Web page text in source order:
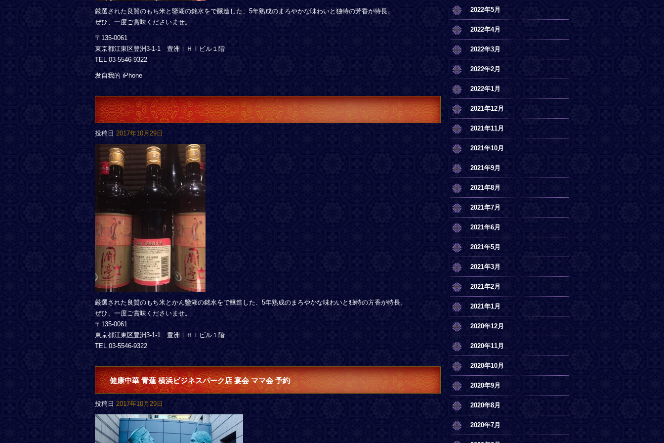
厳選された良質のもち米と鑒湖の銘水をで醸造した、5年熟成のまろやかな味わいと独特の芳香が特長。
ぜひ、一度ご賞味くださいませ。
〒135-0061
東京都江東区豊洲3-1-1 豊洲ＩＨＩビル１階
TEL 03-5546-9322
发自我的 iPhone
投稿日 2017年10月29日
厳選された良質のもち米とかん鑒湖の銘水をで醸造した、5年熟成のまろやかな味わいと独特の方香が特長。
ぜひ、一度ご賞味くださいませ。
〒135-0061
東京都江東区豊洲3-1-1 豊洲ＩＨＩビル１階
TEL 03-5546-9322
健康中華 青蓮 横浜ビジネスパーク店 宴会 ママ会 予約
投稿日 2017年10月29日
2022年5月
2022年4月
2022年3月
2022年2月
2022年1月
2021年12月
2021年11月
2021年10月
2021年9月
2021年8月
2021年7月
2021年6月
2021年5月
2021年3月
2021年2月
2021年1月
2020年12月
2020年11月
2020年10月
2020年9月
2020年8月
2020年7月